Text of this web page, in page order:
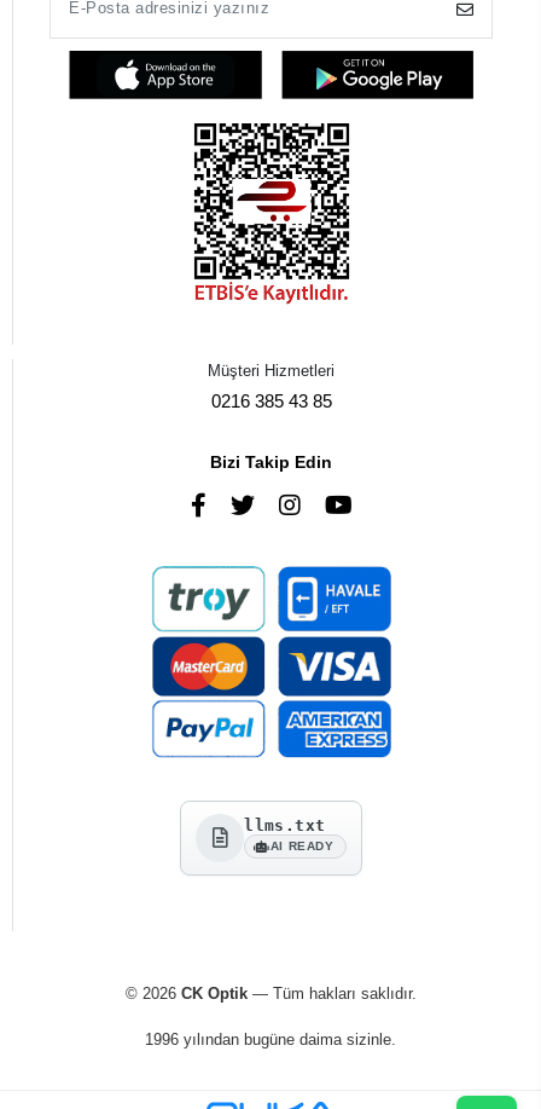
Müşteri Hizmetleri
0216 385 43 85
Bizi Takip Edin
llms.txt
AI READY
© 2026 CK Optik— Tüm hakları saklıdır.
1996 yılından bugüne daima sizinle.